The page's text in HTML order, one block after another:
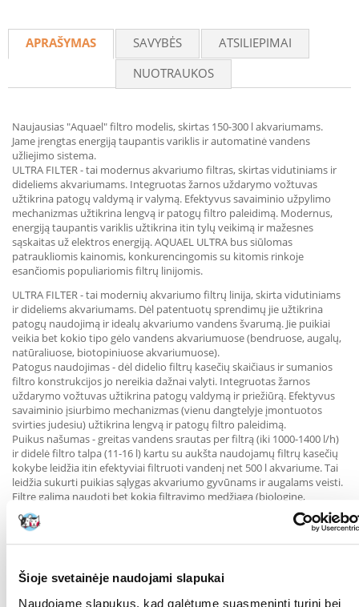
Šioje svetainėje naudojami slapukai
Naudojame slapukus, kad galėtume suasmeninti turinį bei
APRAŠYMAS SAVYBĖS
ATSILIEPIMAI
NUOTRAUKOS
Naujausias "Aquael" filtro modelis, skirtas 150-300 l akvariumams.
Jame įrengtas energiją taupantis variklis ir automatinė vandens
užliejimo sistema.
ULTRA FILTER - tai modernus akvariumo filtras, skirtas vidutiniams ir
dideliems akvariumams. Integruotas žarnos uždarymo vožtuvas
užtikrina patogų valdymą ir valymą. Efektyvus savaiminio užpylimo
mechanizmas užtikrina lengvą ir patogų filtro paleidimą. Modernus,
energiją taupantis variklis užtikrina itin tylų veikimą ir mažesnes
sąskaitas už elektros energiją. AQUAEL ULTRA bus siūlomas
patraukliomis kainomis, konkurencingomis su kitomis rinkoje
esančiomis populiariomis filtrų linijomis.
ULTRA FILTER - tai modernių akvariumo filtrų linija, skirta vidutiniams
ir dideliems akvariumams. Dėl patentuotų sprendimų jie užtikrina
patogų naudojimą ir idealų akvariumo vandens švarumą. Jie puikiai
veikia bet kokio tipo gėlo vandens akvariumuose (bendruose, augalų,
natūraliuose, biotopiniuose akvariumuose).
Patogus naudojimas - dėl didelio filtrų kasečių skaičiaus ir sumanios
filtro konstrukcijos jo nereikia dažnai valyti. Integruotas žarnos
uždarymo vožtuvas užtikrina patogų valdymą ir priežiūrą. Efektyvus
savaiminio įsiurbimo mechanizmas (vienu dangtelyje įmontuotos
svirties judesiu) užtikrina lengvą ir patogų filtro paleidimą.
Puikus našumas - greitas vandens srautas per filtrą (iki 1000-1400 l/h)
ir didelė filtro talpa (11-16 l) kartu su aukšta naudojamų filtrų kasečių
kokybe leidžia itin efektyviai filtruoti vandenį net 500 l akvariume. Tai
leidžia sukurti puikias sąlygas akvariumo gyvūnams ir augalams veisti.
Filtre galima naudoti bet kokią filtravimo medžiagą (biologinę,
mechaninę ir cheminę). Našumo reguliavimas suteikia galimybę
lengvai pritaikyti srauto greitį prie bet kokio akvariumo poreikių.
mažesnes sąskaitas už elektros energiją. Elektros energijos
suvartojama tik 12,9-14,8 vatų!
Itin tylus veikimas - dėl keraminės amortizuojančios sparnuotės ašies